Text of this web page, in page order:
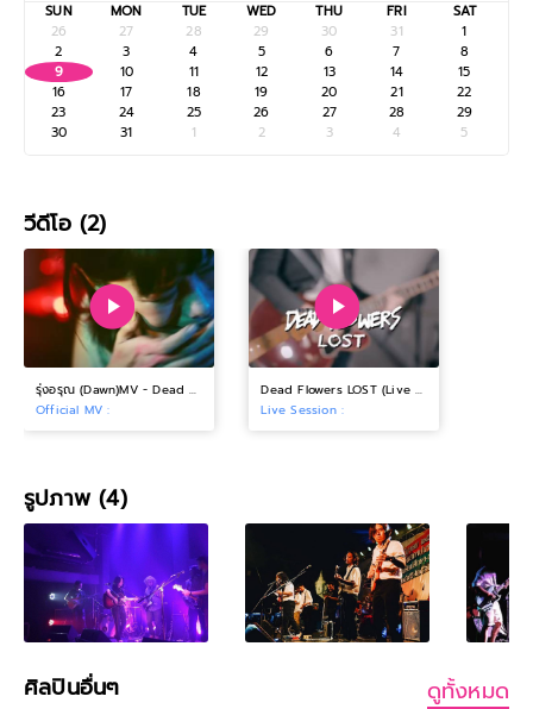
SUN MON TUE WED THU FRI
SAT
26
27 28 29 30 31
1
2
3 4 5 6 7
8
9
10 11 12 13 14
15
16
17 18 19 20 21
22
23
24 25 26 27 28
29
30
31 1 2 3 4 5
วีดีโอ (2)
รุ่งอรุณ (Dawn)MV - Dead Flowers (Official MV )
Official MV :
Dead Flowers LOST (Live Session)
Live Session :
รูปภาพ (4)
ศิลปินอื่นๆ ดูทั้งหมด